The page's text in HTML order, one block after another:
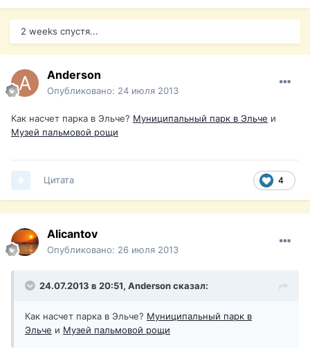
2 weeks спустя...
Anderson
Опубликовано: 24 июля 2013
Как насчет парка в Эльче? Муниципальный парк в Эльче и
Музей пальмовой рощи
4
Цитата
Alicantov
Опубликовано: 26 июля 2013
24.07.2013 в 20:51, Anderson сказал:
Как насчет парка в Эльче? Муниципальный парк в
Эльче и Музей пальмовой рощи